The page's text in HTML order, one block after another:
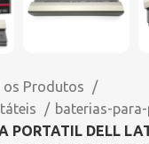
os Produtos
baterias-
PORTATIL DELL